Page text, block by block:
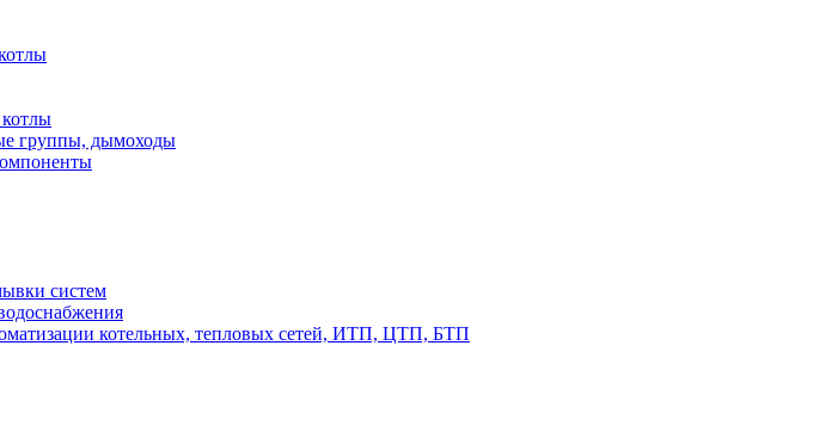
группы, дымоходы
систем
котельных, тепловых сетей, ИТП, ЦТП, БТП